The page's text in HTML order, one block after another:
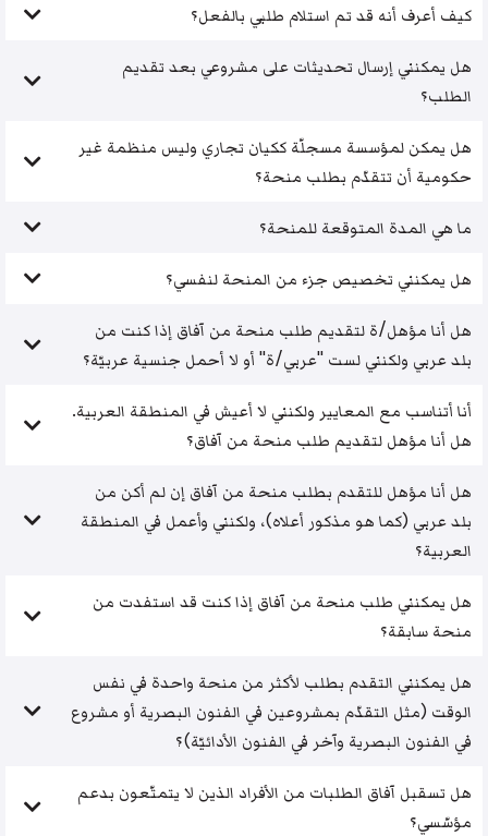
كيف أعرف أنه قد تم استلام طلبي بالفعل؟
هل يمكنني إرسال تحديثات على مشروعي بعد تقديم
الطلب؟
هل يمكن لمؤسسة مسجلّة ككيان تجاري وليس منظمة غير
حكومية أن تتقدّم بطلب منحة؟
ما هي المدة المتوقعة للمنحة؟
هل يمكنني تخصيص جزء من المنحة لنفسي؟
هل أنا مؤهل/ة لتقديم طلب منحة من آفاق إذا كنت من
بلد عربي ولكنني لست "عربي/ة" أو لا أحمل جنسية عربيّة؟
أنا أتناسب مع المعايير ولكنني لا أعيش في المنطقة العربية.
هل أنا مؤهل لتقديم طلب منحة من آفاق؟
هل أنا مؤهل للتقدم بطلب منحة من آفاق إن لم أكن من
بلد عربي (كما هو مذكور أعلاه)، ولكنني وأعمل في المنطقة
العربية؟
هل يمكنني طلب منحة من آفاق إذا كنت قد استفدت من
منحة سابقة؟
هل يمكنني التقدم بطلب لأكثر من منحة واحدة في نفس
الوقت (مثل التقدّم بمشروعين في الفنون البصرية أو مشروع
في الفنون البصرية وآخر في الفنون الأدائيّة)؟
هل تسقبل آفاق الطلبات من الأفراد الذين لا يتمتّعون بدعم
مؤسّسي؟